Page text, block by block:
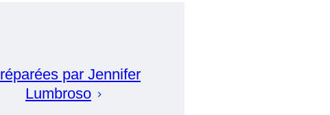
par Jennifer
Lumbroso